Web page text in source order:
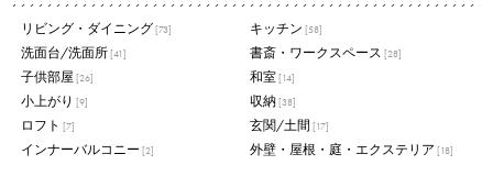
リビング・ダイニング [73] キッチン [58]
洗面台/洗面所 [41] 書斎・ワークスペース [28]
子供部屋 [26] 和室 [14]
小上がり [9] 収納 [38]
ロフト [7] 玄関/土間 [17]
インナーバルコニー [2] 外壁・屋根・庭・エクステリア [18]